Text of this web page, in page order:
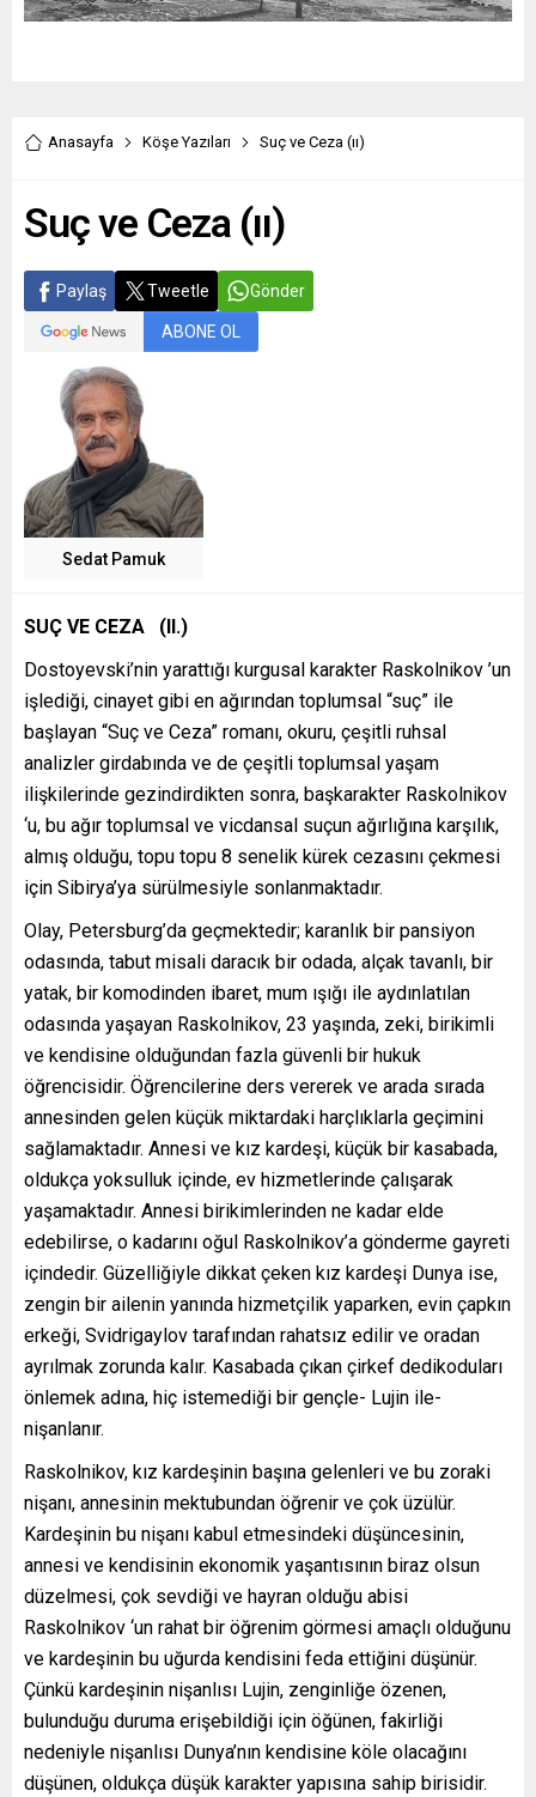
Anasayfa Köşe Yazıları Suç ve Ceza (ıı)
Suç ve Ceza (ıı)
Paylaş Tweetle Gönder
ABONE OL
Sedat Pamuk
SUÇ VE CEZA (II.)
Dostoyevski’nin yarattığı kurgusal karakter Raskolnikov ’un
işlediği, cinayet gibi en ağırından toplumsal “suç” ile
başlayan “Suç ve Ceza” romanı, okuru, çeşitli ruhsal
analizler girdabında ve de çeşitli toplumsal yaşam
ilişkilerinde gezindirdikten sonra, başkarakter Raskolnikov
‘u, bu ağır toplumsal ve vicdansal suçun ağırlığına karşılık,
almış olduğu, topu topu 8 senelik kürek cezasını çekmesi
için Sibirya’ya sürülmesiyle sonlanmaktadır.
Olay, Petersburg’da geçmektedir; karanlık bir pansiyon
odasında, tabut misali daracık bir odada, alçak tavanlı, bir
yatak, bir komodinden ibaret, mum ışığı ile aydınlatılan
odasında yaşayan Raskolnikov, 23 yaşında, zeki, birikimli
ve kendisine olduğundan fazla güvenli bir hukuk
öğrencisidir. Öğrencilerine ders vererek ve arada sırada
annesinden gelen küçük miktardaki harçlıklarla geçimini
sağlamaktadır. Annesi ve kız kardeşi, küçük bir kasabada,
oldukça yoksulluk içinde, ev hizmetlerinde çalışarak
yaşamaktadır. Annesi birikimlerinden ne kadar elde
edebilirse, o kadarını oğul Raskolnikov’a gönderme gayreti
içindedir. Güzelliğiyle dikkat çeken kız kardeşi Dunya ise,
zengin bir ailenin yanında hizmetçilik yaparken, evin çapkın
erkeği, Svidrigaylov tarafından rahatsız edilir ve oradan
ayrılmak zorunda kalır. Kasabada çıkan çirkef dedikoduları
önlemek adına, hiç istemediği bir gençle- Lujin ile-
nişanlanır.
Raskolnikov, kız kardeşinin başına gelenleri ve bu zoraki
nişanı, annesinin mektubundan öğrenir ve çok üzülür.
Kardeşinin bu nişanı kabul etmesindeki düşüncesinin,
annesi ve kendisinin ekonomik yaşantısının biraz olsun
düzelmesi, çok sevdiği ve hayran olduğu abisi
Raskolnikov ‘un rahat bir öğrenim görmesi amaçlı olduğunu
ve kardeşinin bu uğurda kendisini feda ettiğini düşünür.
Çünkü kardeşinin nişanlısı Lujin, zenginliğe özenen,
bulunduğu duruma erişebildiği için öğünen, fakirliği
nedeniyle nişanlısı Dunya’nın kendisine köle olacağını
düşünen, oldukça düşük karakter yapısına sahip birisidir.